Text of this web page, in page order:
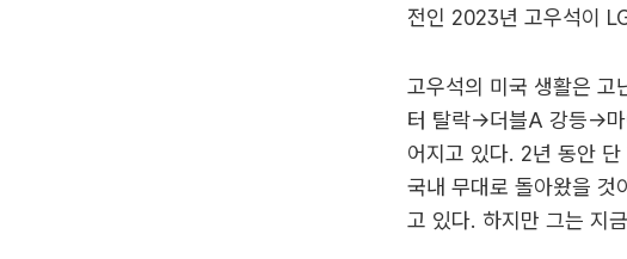
전인 2023년 고우석이
고우석의 미국 생활은
터 탈락→더블A 강등→
어지고 있다. 2년 동안
국내 무대로 돌아왔을 것
고 있다. 하지만 그는 지